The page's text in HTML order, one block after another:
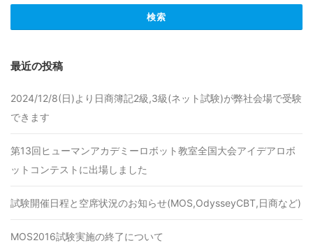
最近の投稿
2024/12/8(日)より日商簿記2級,3級(ネット試験)が弊社会場で受験
できます
第13回ヒューマンアカデミーロボット教室全国大会アイデアロボ
ットコンテストに出場しました
試験開催日程と空席状況のお知らせ(MOS,OdysseyCBT,日商など)
MOS2016試験実施の終了について